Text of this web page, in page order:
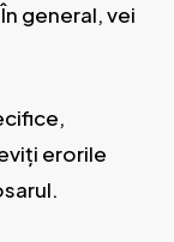
general, vei
erorile